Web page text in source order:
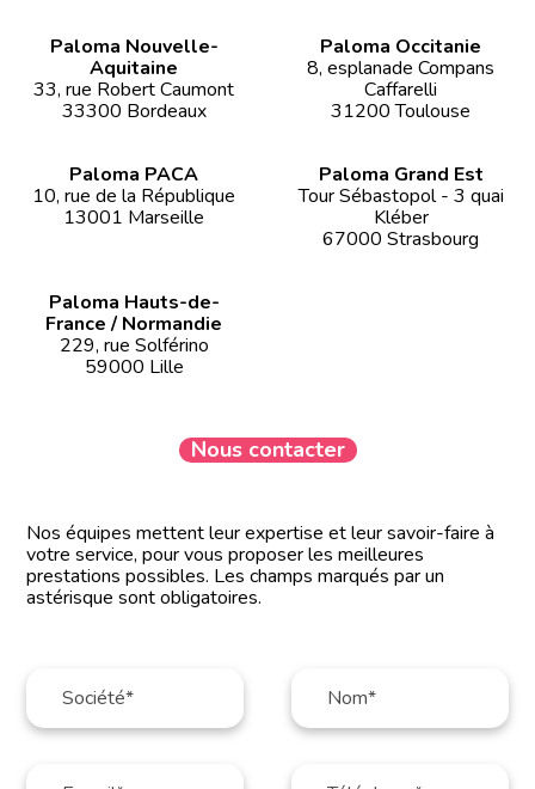
Paloma Nouvelle-
Aquitaine
33, rue Robert Caumont
33300 Bordeaux
Paloma Occitanie
8, esplanade Compans
Caffarelli
31200 Toulouse
Paloma PACA
10, rue de la République
13001 Marseille
Paloma Grand Est
Tour Sébastopol - 3 quai
Kléber
67000 Strasbourg
Paloma Hauts-de-
France / Normandie
229, rue Solférino
59000 Lille
Nous contacter
Nos équipes mettent leur expertise et leur savoir-faire à
votre service, pour vous proposer les meilleures
prestations possibles. Les champs marqués par un
astérisque sont obligatoires.